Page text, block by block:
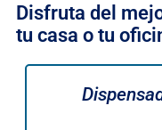
Disfruta del
tu casa o tu